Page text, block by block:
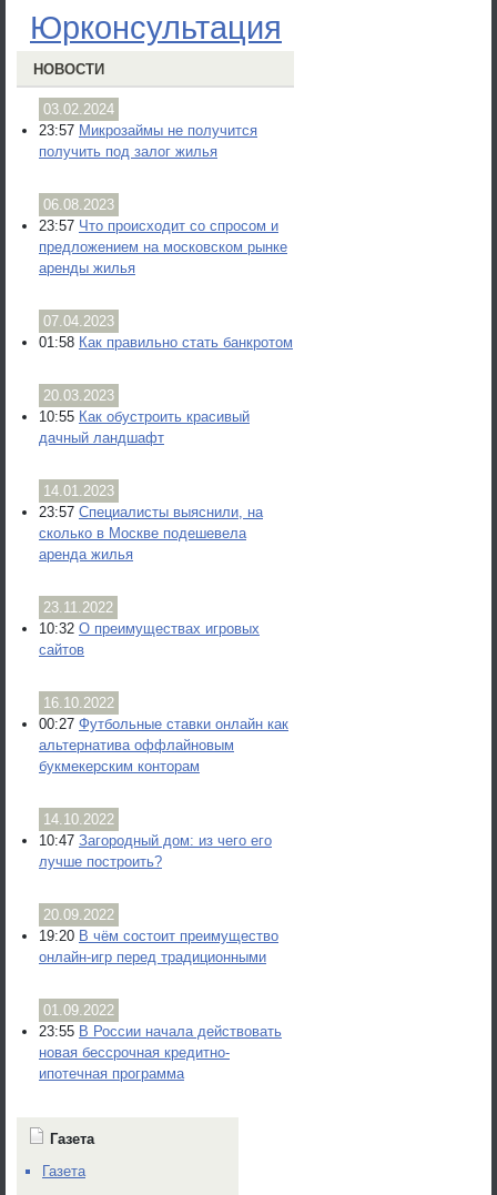
Юрконсультация
НОВОСТИ
03.02.2024
23:57 Микрозаймы не получится
получить под залог жилья
06.08.2023
23:57 Что происходит со спросом и
предложением на московском рынке
аренды жилья
07.04.2023
01:58 Как правильно стать банкротом
20.03.2023
10:55 Как обустроить красивый
дачный ландшафт
14.01.2023
23:57 Специалисты выяснили, на
сколько в Москве подешевела
аренда жилья
23.11.2022
10:32 О преимуществах игровых
сайтов
16.10.2022
00:27 Футбольные ставки онлайн как
альтернатива оффлайновым
букмекерским конторам
14.10.2022
10:47 Загородный дом: из чего его
лучше построить?
20.09.2022
19:20 В чём состоит преимущество
онлайн-игр перед традиционными
01.09.2022
23:55 В России начала действовать
новая бессрочная кредитно-
ипотечная программа
Газета
Газета